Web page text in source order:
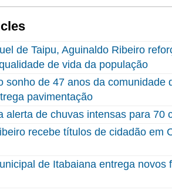
de Taipu, Aguinaldo Ribeiro
de vida da população
sonho de 47 anos da comunidade
pavimentação
alerta de chuvas intensas para 70
recebe títulos de cidadão em
de Itabaiana entrega novos